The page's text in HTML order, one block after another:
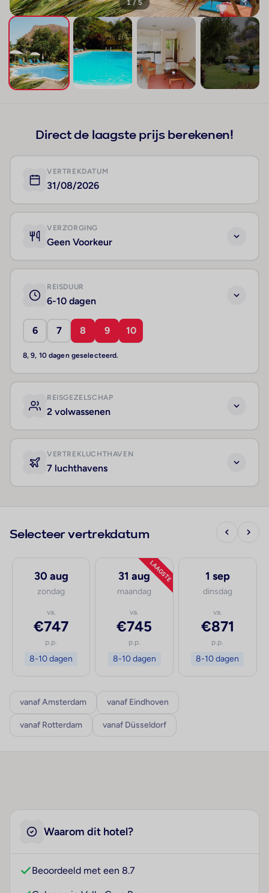
1 / 5
Direct de laagste prijs berekenen!
VERTREKDATUM
31/08/2026
VERZORGING
Geen Voorkeur
REISDUUR
6-10 dagen
6 7 8 9 10
8, 9, 10 dagen geselecteerd.
REISGEZELSCHAP
2 volwassenen
VERTREKLUCHTHAVEN
7 luchthavens
Selecteer vertrekdatum
30 aug
zondag
va.
€747
p.p.
8-10 dagen
LAAGSTE
31 aug
maandag
va.
€745
p.p.
8-10 dagen
1 sep
dinsdag
va.
€871
p.p.
8-10 dagen
vanaf Amsterdam vanaf Eindhoven
vanaf Rotterdam vanaf Düsseldorf
Waarom dit hotel?
Beoordeeld met een 8.7